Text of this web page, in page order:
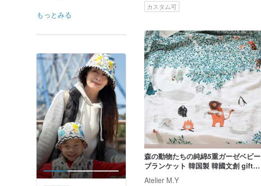
もっとみる
カスタム可
森の動物たちの純綿5重ガーゼベビー
ブランケット 韓国製 韓國文創 gift
Atelier M.Y